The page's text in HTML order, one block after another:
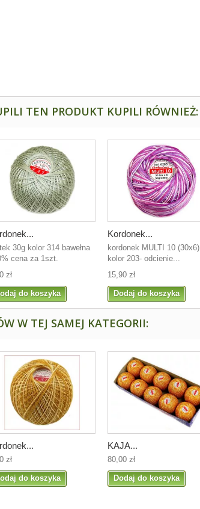
TEN PRODUKT KUPILI RÓWNIEŻ:
30g kolor 314 bawełna
cena za 1szt.
zł
do koszyka
Kordonek...
kordonek MULTI 10 (30x6),
kolor 203- odcienie...
15,90 zł
Dodaj do koszyka
W TEJ SAMEJ KATEGORII:
zł
do koszyka
KAJA...
80,00 zł
Dodaj do koszyka